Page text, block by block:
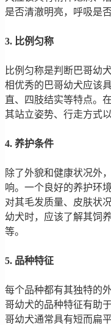
是否清澈明亮，呼吸是
3. 比例匀称
比例匀称是判断巴哥幼
相优秀的巴哥幼犬应该
直、四肢结实等特点。
其站立姿势、行走方式
4. 养护条件
除了外貌和健康状况外
响。一个良好的养护环
对其毛发质量、皮肤状
幼犬时，应该了解其饲
等。
5. 品种特征
每个品种都有其独特的
哥幼犬的品种特征有助
哥幼犬通常具有短而扁